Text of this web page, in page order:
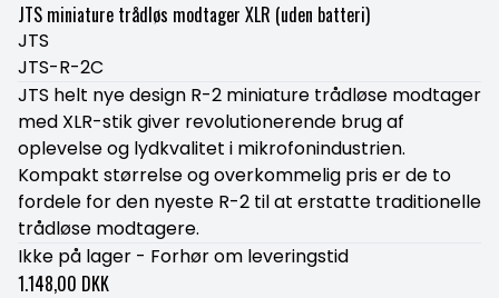
JTS miniature trådløs modtager XLR (uden batteri)
JTS
JTS-R-2C
JTS helt nye design R-2 miniature trådløse modtager
med XLR-stik giver revolutionerende brug af
oplevelse og lydkvalitet i mikrofonindustrien.
Kompakt størrelse og overkommelig pris er de to
fordele for den nyeste R-2 til at erstatte traditionelle
trådløse modtagere.
Ikke på lager - Forhør om leveringstid
1.148,00 DKK